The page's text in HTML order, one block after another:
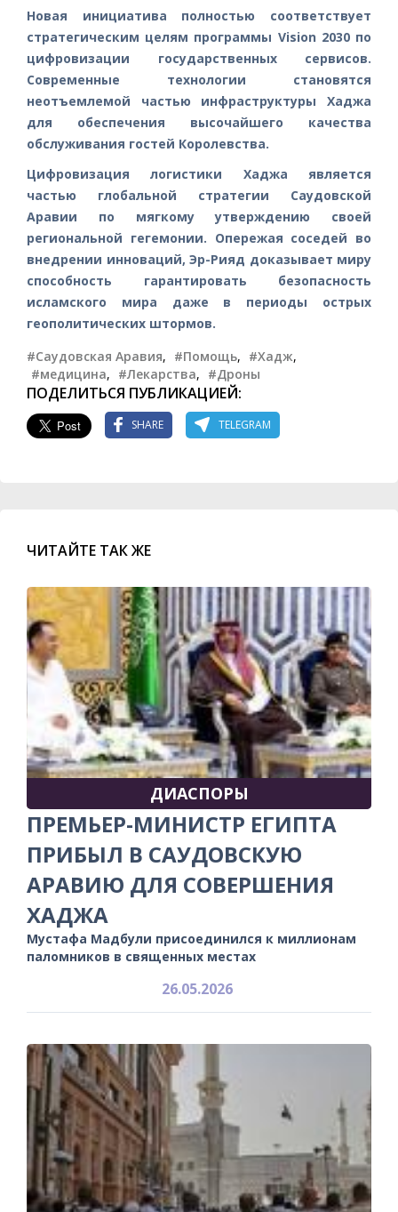
Новая инициатива полностью соответствует
стратегическим целям программы Vision 2030 по
цифровизации государственных сервисов.
Современные технологии становятся
неотъемлемой частью инфраструктуры Хаджа
для обеспечения высочайшего качества
обслуживания гостей Королевства.
Цифровизация логистики Хаджа является
частью глобальной стратегии Саудовской
Аравии по мягкому утверждению своей
региональной гегемонии. Опережая соседей во
внедрении инноваций, Эр-Рияд доказывает миру
способность гарантировать безопасность
исламского мира даже в периоды острых
геополитических штормов.
#Саудовская Аравия, #Помощь, #Хадж,
#медицина, #Лекарства, #Дроны
ПОДЕЛИТЬСЯ ПУБЛИКАЦИЕЙ:
SHARE TELEGRAM
ЧИТАЙТЕ ТАК ЖЕ
ДИАСПОРЫ
ПРЕМЬЕР-МИНИСТР ЕГИПТА
ПРИБЫЛ В САУДОВСКУЮ
АРАВИЮ ДЛЯ СОВЕРШЕНИЯ
ХАДЖА
Мустафа Мадбули присоединился к миллионам
паломников в священных местах
26.05.2026